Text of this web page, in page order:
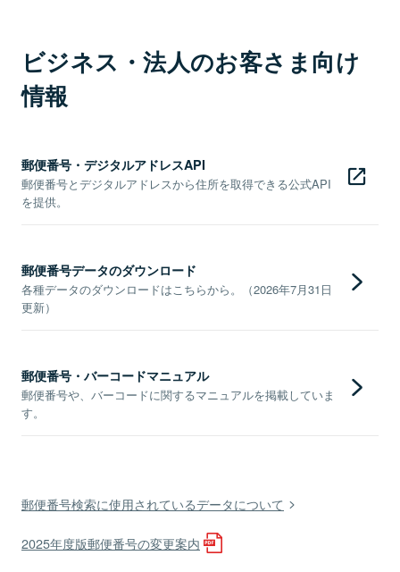
ビジネス・法人のお客さま向け
情報
郵便番号・デジタルアドレスAPI
郵便番号とデジタルアドレスから住所を取得できる公式API
を提供。
郵便番号データのダウンロード
各種データのダウンロードはこちらから。（2026年7月31日
更新）
郵便番号・バーコードマニュアル
郵便番号や、バーコードに関するマニュアルを掲載していま
す。
郵便番号検索に使用されているデータについて
2025年度版郵便番号の変更案内